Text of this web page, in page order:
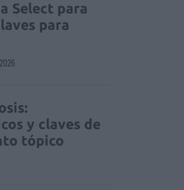
Select para
para
y claves de
tópico